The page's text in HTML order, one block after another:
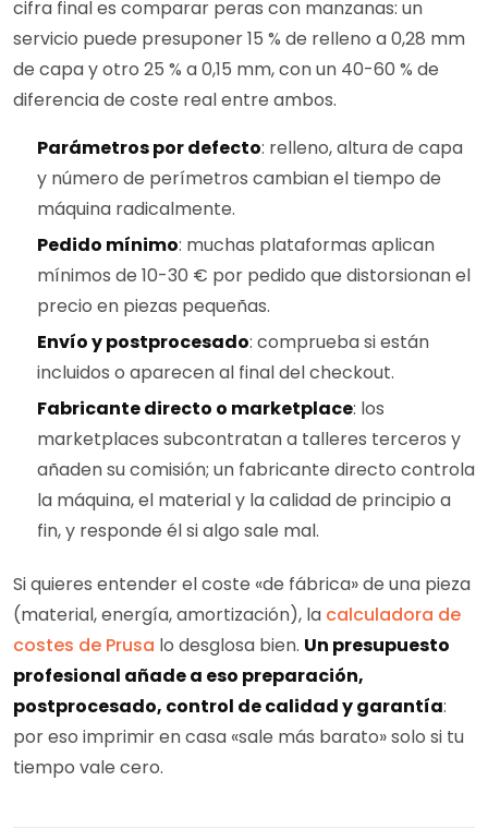
cifra final es comparar peras con manzanas: un
servicio puede presuponer 15 % de relleno a 0,28 mm
de capa y otro 25 % a 0,15 mm, con un 40-60 % de
diferencia de coste real entre ambos.
Parámetros por defecto: relleno, altura de capa
y número de perímetros cambian el tiempo de
máquina radicalmente.
Pedido mínimo: muchas plataformas aplican
mínimos de 10-30 € por pedido que distorsionan el
precio en piezas pequeñas.
Envío y postprocesado: comprueba si están
incluidos o aparecen al final del checkout.
Fabricante directo o marketplace: los
marketplaces subcontratan a talleres terceros y
añaden su comisión; un fabricante directo controla
la máquina, el material y la calidad de principio a
fin, y responde él si algo sale mal.
Si quieres entender el coste «de fábrica» de una pieza
(material, energía, amortización), la calculadora de
costes de Prusa lo desglosa bien. Un presupuesto
profesional añade a eso preparación,
postprocesado, control de calidad y garantía:
por eso imprimir en casa «sale más barato» solo si tu
tiempo vale cero.